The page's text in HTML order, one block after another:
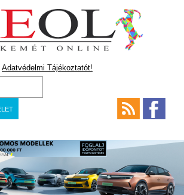
Adatvédelmi Tájékoztatót!